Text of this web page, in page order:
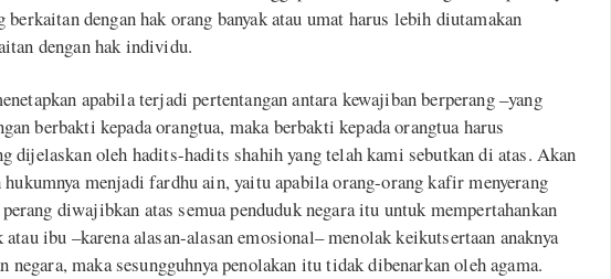
dengan hak orang banyak atau umat harus lebih diutamakan
dengan hak individu.
apabila terjadi pertentangan antara kewajiban berperang –yang
berbakti kepada orangtua, maka berbakti kepada orangtua harus
dijelaskan oleh hadits-hadits shahih yang telah kami sebutkan di atas. Akan
menjadi fardhu ain, yaitu apabila orang-orang kafir menyerang
diwajibkan atas semua penduduk negara itu untuk mempertahankan
atau ibu –karena alasan-alasan emosional– menolak keikutsertaan anaknya
negara, maka sesungguhnya penolakan itu tidak dibenarkan oleh agama.